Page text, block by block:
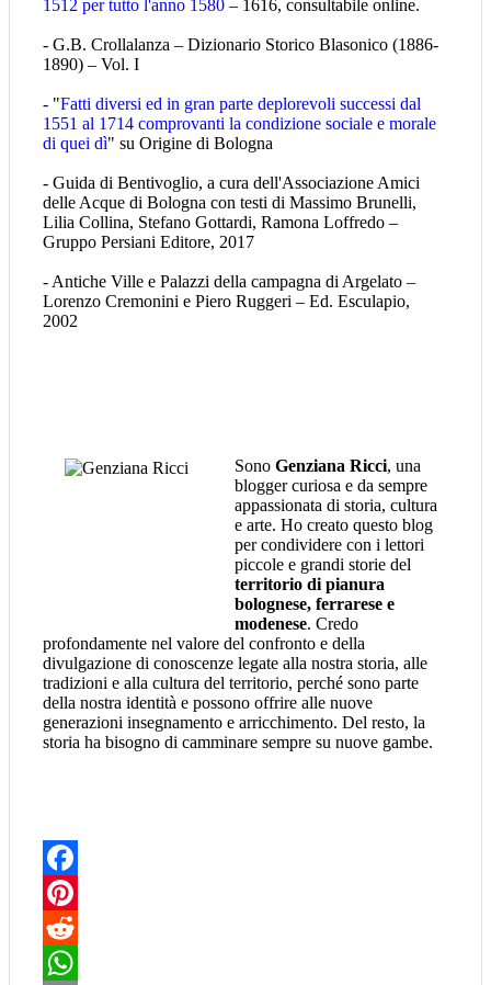
1512 per tutto l'anno 1580 – 1616, consultabile online.
- G.B. Crollalanza – Dizionario Storico Blasonico (1886-
1890) – Vol. I
- "Fatti diversi ed in gran parte deplorevoli successi dal
1551 al 1714 comprovanti la condizione sociale e morale
di quei dì" su Origine di Bologna
- Guida di Bentivoglio, a cura dell'Associazione Amici
delle Acque di Bologna con testi di Massimo Brunelli,
Lilia Collina, Stefano Gottardi, Ramona Loffredo –
Gruppo Persiani Editore, 2017
- Antiche Ville e Palazzi della campagna di Argelato –
Lorenzo Cremonini e Piero Ruggeri – Ed. Esculapio,
2002
Sono Genziana Ricci, una
blogger curiosa e da sempre
appassionata di storia, cultura
e arte. Ho creato questo blog
per condividere con i lettori
piccole e grandi storie del
territorio di pianura
bolognese, ferrarese e
modenese. Credo
profondamente nel valore del confronto e della
divulgazione di conoscenze legate alla nostra storia, alle
tradizioni e alla cultura del territorio, perché sono parte
della nostra identità e possono offrire alle nuove
generazioni insegnamento e arricchimento. Del resto, la
storia ha bisogno di camminare sempre su nuove gambe.
Facebook
Pinterest
Reddit